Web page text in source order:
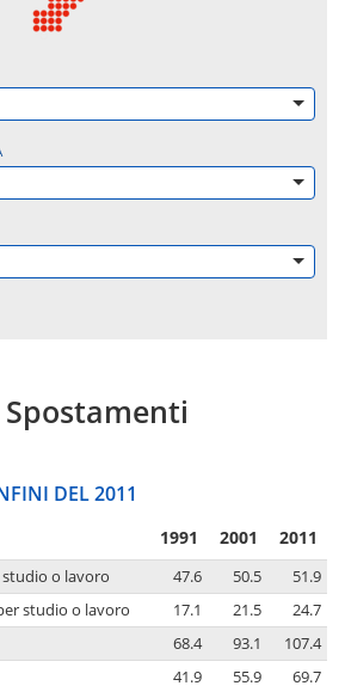
Spostamenti
DEL 2011
1991 2001 2011
o lavoro 47.6 50.5
51.9
studio o lavoro
17.1 21.5
24.7
68.4 93.1
107.4
41.9 55.9
69.7